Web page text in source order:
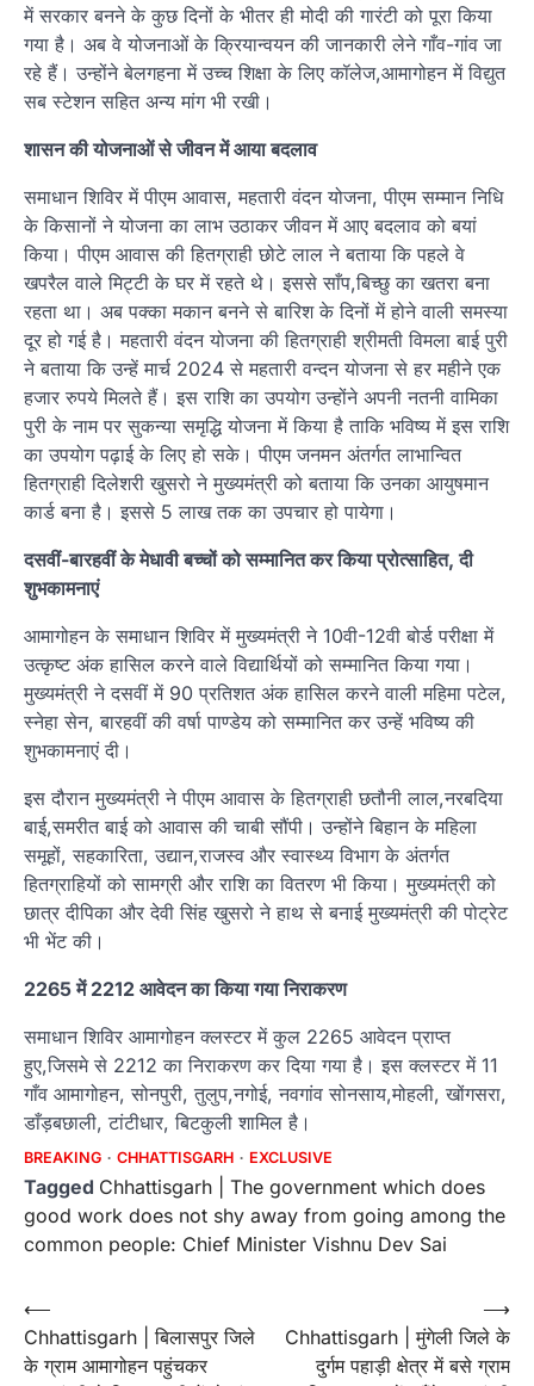
में सरकार बनने के कुछ दिनों के भीतर ही मोदी की गारंटी को पूरा किया
गया है। अब वे योजनाओं के क्रियान्वयन की जानकारी लेने गाँव-गांव जा
रहे हैं। उन्होंने बेलगहना में उच्च शिक्षा के लिए कॉलेज,आमागोहन में विद्युत
सब स्टेशन सहित अन्य मांग भी रखी।
शासन की योजनाओं से जीवन में आया बदलाव
समाधान शिविर में पीएम आवास, महतारी वंदन योजना, पीएम सम्मान निधि
के किसानों ने योजना का लाभ उठाकर जीवन में आए बदलाव को बयां
किया। पीएम आवास की हितग्राही छोटे लाल ने बताया कि पहले वे
खपरैल वाले मिट्टी के घर में रहते थे। इससे साँप,बिच्छु का खतरा बना
रहता था। अब पक्का मकान बनने से बारिश के दिनों में होने वाली समस्या
दूर हो गई है। महतारी वंदन योजना की हितग्राही श्रीमती विमला बाई पुरी
ने बताया कि उन्हें मार्च 2024 से महतारी वन्दन योजना से हर महीने एक
हजार रुपये मिलते हैं। इस राशि का उपयोग उन्होंने अपनी नतनी वामिका
पुरी के नाम पर सुकन्या समृद्धि योजना में किया है ताकि भविष्य में इस राशि
का उपयोग पढ़ाई के लिए हो सके। पीएम जनमन अंतर्गत लाभान्वित
हितग्राही दिलेशरी खुसरो ने मुख्यमंत्री को बताया कि उनका आयुषमान
कार्ड बना है। इससे 5 लाख तक का उपचार हो पायेगा।
दसवीं-बारहवीं के मेधावी बच्चों को सम्मानित कर किया प्रोत्साहित, दी
शुभकामनाएं
आमागोहन के समाधान शिविर में मुख्यमंत्री ने 10वी-12वी बोर्ड परीक्षा में
उत्कृष्ट अंक हासिल करने वाले विद्यार्थियों को सम्मानित किया गया।
मुख्यमंत्री ने दसवीं में 90 प्रतिशत अंक हासिल करने वाली महिमा पटेल,
स्नेहा सेन, बारहवीं की वर्षा पाण्डेय को सम्मानित कर उन्हें भविष्य की
शुभकामनाएं दी।
इस दौरान मुख्यमंत्री ने पीएम आवास के हितग्राही छतौनी लाल,नरबदिया
बाई,समरीत बाई को आवास की चाबी सौंपी। उन्होंने बिहान के महिला
समूहों, सहकारिता, उद्यान,राजस्व और स्वास्थ्य विभाग के अंतर्गत
हितग्राहियों को सामग्री और राशि का वितरण भी किया। मुख्यमंत्री को
छात्र दीपिका और देवी सिंह खुसरो ने हाथ से बनाई मुख्यमंत्री की पोट्रेट
भी भेंट की।
2265 में 2212 आवेदन का किया गया निराकरण
समाधान शिविर आमागोहन क्लस्टर में कुल 2265 आवेदन प्राप्त
हुए,जिसमे से 2212 का निराकरण कर दिया गया है। इस क्लस्टर में 11
गाँव आमागोहन, सोनपुरी, तुलुप,नगोई, नवगांव सोनसाय,मोहली, खोंगसरा,
डाँड़बछाली, टांटीधार, बिटकुली शामिल है।
BREAKING CHHATTISGARH EXCLUSIVE
Tagged Chhattisgarh | The government which does
good work does not shy away from going among the
common people: Chief Minister Vishnu Dev Sai
Post
navigation
⟵
Chhattisgarh | बिलासपुर जिले
के ग्राम आमागोहन पहुंचकर
Chhattisgarh | मुंगेली जिले के
दुर्गम पहाड़ी क्षेत्र में बसे ग्राम
⟶